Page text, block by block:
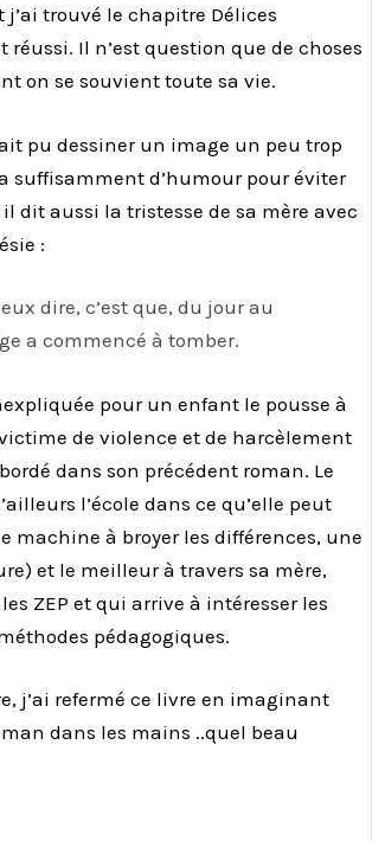
j’ai trouvé le chapitre Délices
Il n’est question que de choses
on se souvient toute sa vie.
pu dessiner un image un peu trop
suffisamment d’humour pour éviter
dit aussi la tristesse de sa mère avec
:
dire, c’est que, du jour au
a commencé à tomber.
pour un enfant le pousse à
de violence et de harcèlement
dans son précédent roman. Le
l’école dans ce qu’elle peut
machine à broyer les différences, une
et le meilleur à travers sa mère,
ZEP et qui arrive à intéresser les
pédagogiques.
j’ai refermé ce livre en imaginant
dans les mains ..quel beau